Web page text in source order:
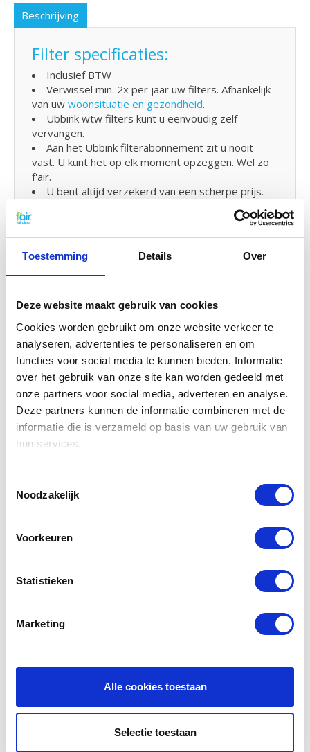
Toestemming Details Over
Deze website maakt gebruik van cookies
Cookies worden gebruikt om onze website verkeer te
analyseren, advertenties te personaliseren en om
functies voor social media te kunnen bieden. Informatie
over het gebruik van onze site kan worden gedeeld met
onze partners voor social media, adverteren en analyse.
Deze partners kunnen de informatie combineren met de
informatie die is verzameld op basis van uw gebruik van
hun services.
Noodzakelijk
Voorkeuren
Statistieken
Marketing
Alle cookies toestaan
Selectie toestaan
Beschrijving
Filter specificaties:
Inclusief BTW
Verwissel min. 2x per jaar uw filters. Afhankelijk
van uw woonsituatie en gezondheid.
Ubbink wtw filters kunt u eenvoudig zelf
vervangen.
Aan het Ubbink filterabonnement zit u nooit
vast. U kunt het op elk moment opzeggen. Wel zo
f'air.
U bent altijd verzekerd van een scherpe prijs.
WTW Filters wisselen en klein
onderhoud
De WTW filters van fairair voor de Ubbink kunt op
plaatsen. Bekijk hiervoorde handleiding
klein onderhouduitvoeren door uw systeem
tussendoor metprobioticate reinigen.
G4 Kwaliteit voor een G3 prijs
f'air G3 filters hebben een afvang van 92%. De
afvang van G3 filters moet volgens de gestelde
efficiency hebben en dus meer vuil afvangen dan de
normering voorschrijft. U bent dus verzekerd van
merk van uw WTW filter staat. Deze sticker kunt u
op uw WTW unit plakken zodat u altijd weet welke
Handleiding Ubbink WTW